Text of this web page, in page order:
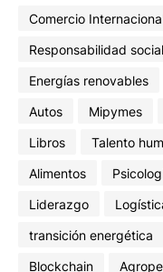
Comercio
Responsabilidad social
Energías renovables
Autos
Mipymes
Libros
Talento
Alimentos
Liderazgo
transición energética
Blockchain